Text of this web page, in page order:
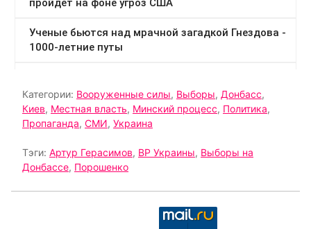
Категории: Вооруженные силы, Выборы, Донбасс,
Киев, Местная власть, Минский процесс, Политика,
Пропаганда, СМИ, Украина
Тэги: Артур Герасимов, ВР Украины, Выборы на
Донбассе, Порошенко